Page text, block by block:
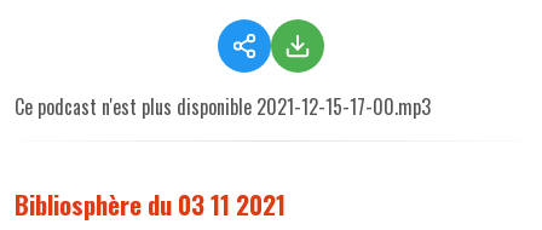
Ce podcast n'est plus disponible 2021-12-15-17-00.mp3
Bibliosphère du 03 11 2021